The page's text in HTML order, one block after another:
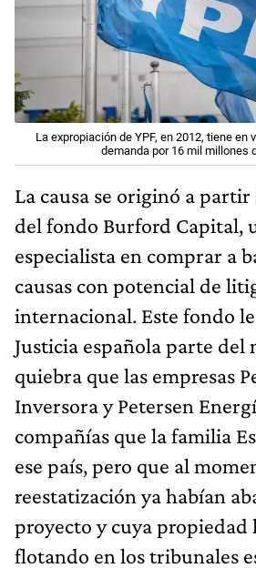
La expropiación de YPF, en 2012, tiene en
demanda por 16 mil millones
La causa se originó a
del fondo Burford Capital,
especialista en comprar a
causas con potencial de
internacional. Este fondo
Justicia española parte del
quiebra que las empresas
Inversora y Petersen
compañías que la familia
ese país, pero que al
reestatización ya habían
proyecto y cuya propiedad
flotando en los tribunales